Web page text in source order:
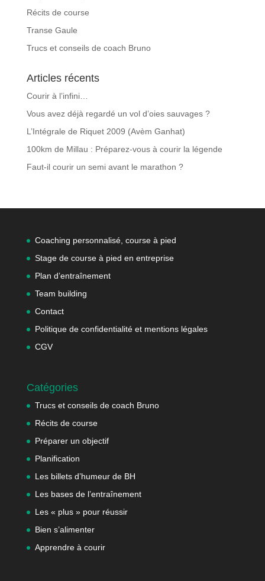
Récits de course
Transe Gaule
Trucs et conseils de coach Bruno
Articles récents
Courir à l’infini…
Vous avez déjà regardé un vol d’oies sauvages ?
L’Intégrale de Riquet 2009 (Avèm Ganhat)
100km de Millau : Préparez-vous à courir la légende
Faut-il courir un semi avant le marathon ?
Coaching personnalisé, course à pied
Stage de course à pied en entreprise
Plan d’entraînement
Team building
Contact
Politique de confidentialité et mentions légales
CGV
Catégories
Trucs et conseils de coach Bruno
Récits de course
Préparer un objectif
Planification
Les billets d’humeur de BH
Les bases de l’entraînement
Les « plus » pour réussir
Bien s’alimenter
Apprendre à courir